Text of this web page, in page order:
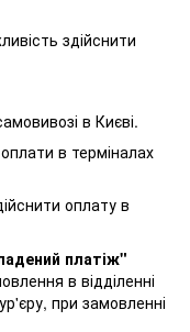
здійснити
в Києві.
в терміналах
оплату в
платіж"
в відділенні
при замовленні